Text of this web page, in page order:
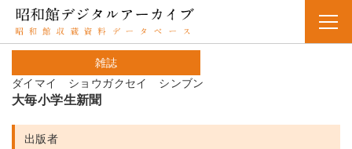
雑誌
ダイマイ ショウガクセイ シンブン
大毎小学生新聞
出版者